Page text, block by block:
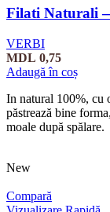
Filati Naturali
VERBI
MDL 0,75
Adaugă în coș
In natural 100%, cu
păstrează bine
moale după spălare.
New
Compară